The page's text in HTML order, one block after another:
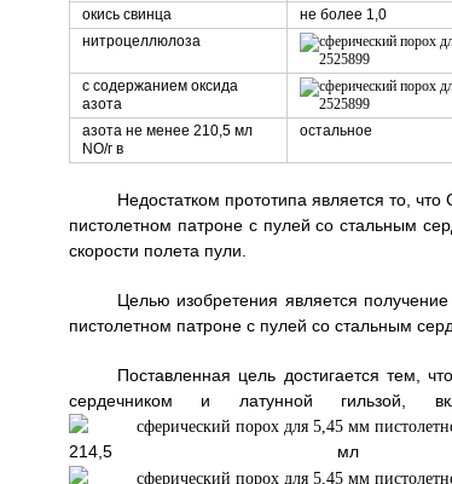
окись свинца
не более 1,0
нитроцеллюлоза
с содержанием оксида
азота
азота не менее 210,5 мл
NO/г в
остальное
Недостатком прототипа является то,
пистолетном патроне с пулей со стальным
скорости полета пули.
Целью изобретения является
пистолетном патроне с пулей со стальным
Поставленная цель достигается тем,
сердечником и латунной гильзой,
214,5